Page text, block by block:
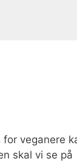
veganere
skal vi se på